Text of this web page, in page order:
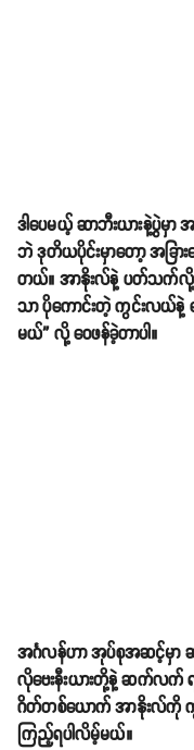
ဒါပေမယ့် ဆာဘီးယားနဲ့ပွဲမှာ
ဘဲ ဒုတိယပိုင်းမှာတော့ အခြာ
တယ်။ အာနိုးလ်နဲ့ ပတ်သက်လို့
သာ ပိုကောင်းတဲ့ ကွင်းလယ်နဲ့
မယ်” လို့ ဝေဖန်ခဲ့တာပါ။
အင်္ဂလန်ဟာ အုပ်စုအဆင့်မှာ ဆ
လိုဗေးနီးယားတို့နဲ့ ဆက်လက် ရ
ဂိတ်တစ်ယောက် အာနိုးလ်ကို
ကြည့်ရပါလိမ့်မယ်။